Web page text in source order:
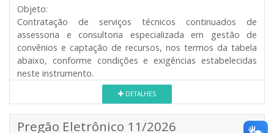
Objeto:
Contratação de serviços técnicos continuados de
assessoria e consultoria especializada em gestão de
convênios e captação de recursos, nos termos da tabela
abaixo, conforme condições e exigências estabelecidas
neste instrumento.
DETALHES
Pregão Eletrônico 11/2026